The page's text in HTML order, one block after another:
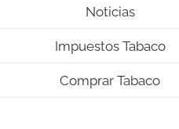
Noticias
Impuestos Tabaco
Comprar Tabaco